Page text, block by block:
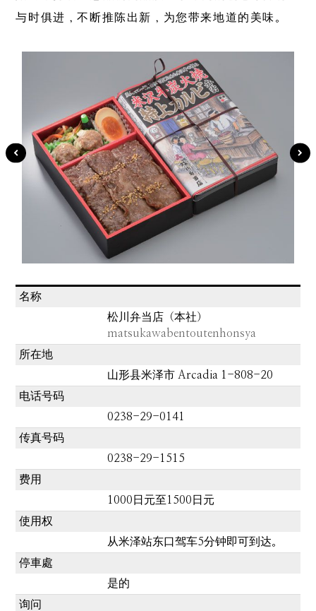
与时俱进，不断推陈出新，为您带来地道的美味。
名称
松川弁当店（本社）
matsukawabentoutenhonsya
所在地
山形县米泽市 Arcadia 1-808-20
电话号码
0238-29-0141
传真号码
0238-29-1515
费用
1000日元至1500日元
使用权
从米泽站东口驾车5分钟即可到达。
停車處
是的
询问